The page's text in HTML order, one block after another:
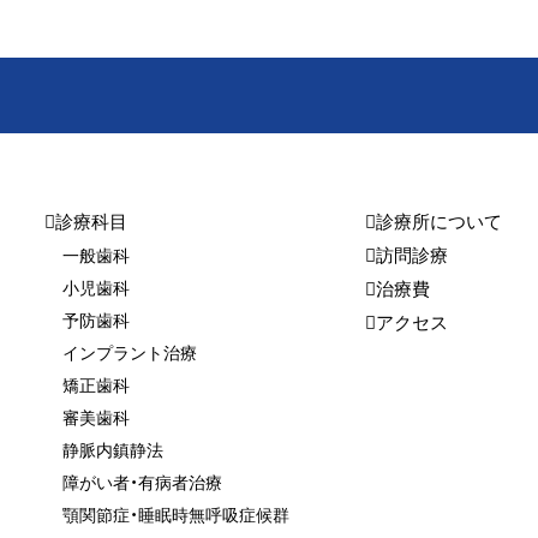
診療科目
一般歯科
小児歯科
予防歯科
インプラント治療
矯正歯科
審美歯科
静脈内鎮静法
障がい者・有病者治療
顎関節症・睡眠時無呼吸症候群
診療所について
訪問診療
治療費
アクセス